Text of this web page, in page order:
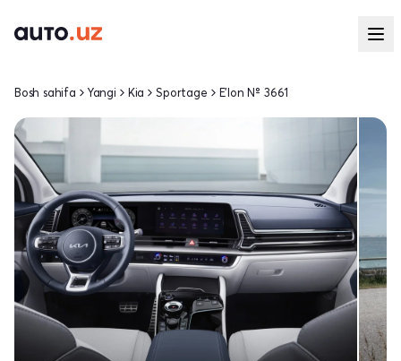
Bosh sahifa Yangi Kia Sportage E'lon № 3661